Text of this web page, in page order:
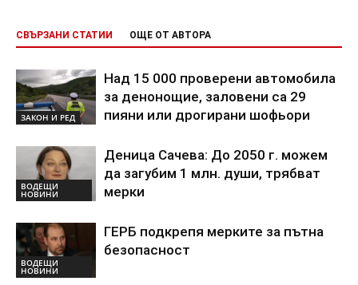
СВЪРЗАНИ СТАТИИ ОЩЕ ОТ АВТОРА
ЗАКОН И РЕД
Над 15 000 проверени автомобила
за денонощие, заловени са 29
пияни или дрогирани шофьори
ВОДЕЩИ
НОВИНИ
Деница Сачева: До 2050 г. можем
да загубим 1 млн. души, трябват
мерки
ВОДЕЩИ
НОВИНИ
ГЕРБ подкрепя мерките за пътна
безопасност